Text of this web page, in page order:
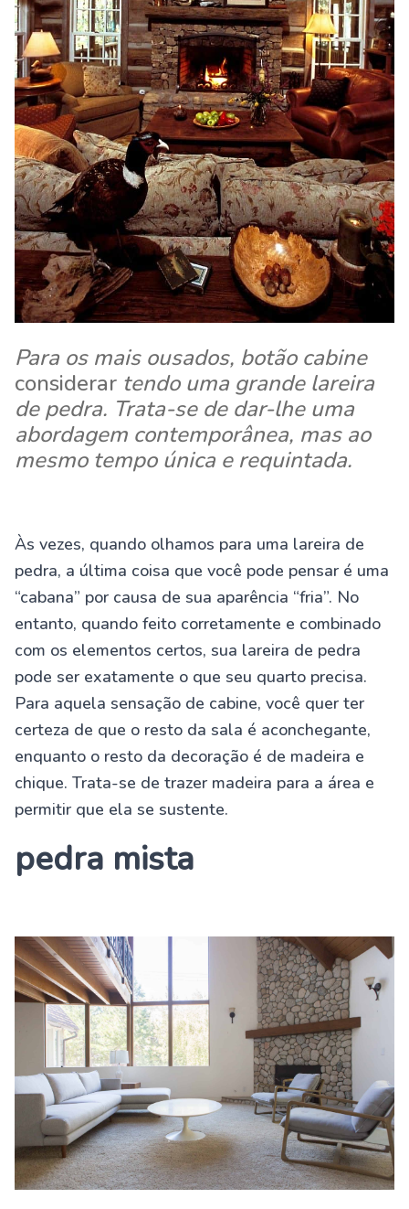
Para os mais ousados, botão cabine
considerar tendo uma grande lareira
de pedra. Trata-se de dar-lhe uma
abordagem contemporânea, mas ao
mesmo tempo única e requintada.
Às vezes, quando olhamos para uma lareira de
pedra, a última coisa que você pode pensar é uma
“cabana” por causa de sua aparência “fria”. No
entanto, quando feito corretamente e combinado
com os elementos certos, sua lareira de pedra
pode ser exatamente o que seu quarto precisa.
Para aquela sensação de cabine, você quer ter
certeza de que o resto da sala é aconchegante,
enquanto o resto da decoração é de madeira e
chique. Trata-se de trazer madeira para a área e
permitir que ela se sustente.
pedra mista